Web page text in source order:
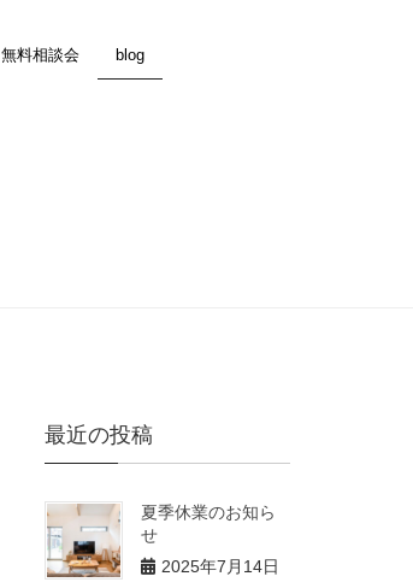
無料相談会 blog
最近の投稿
夏季休業のお知ら
せ
2025年7月14日